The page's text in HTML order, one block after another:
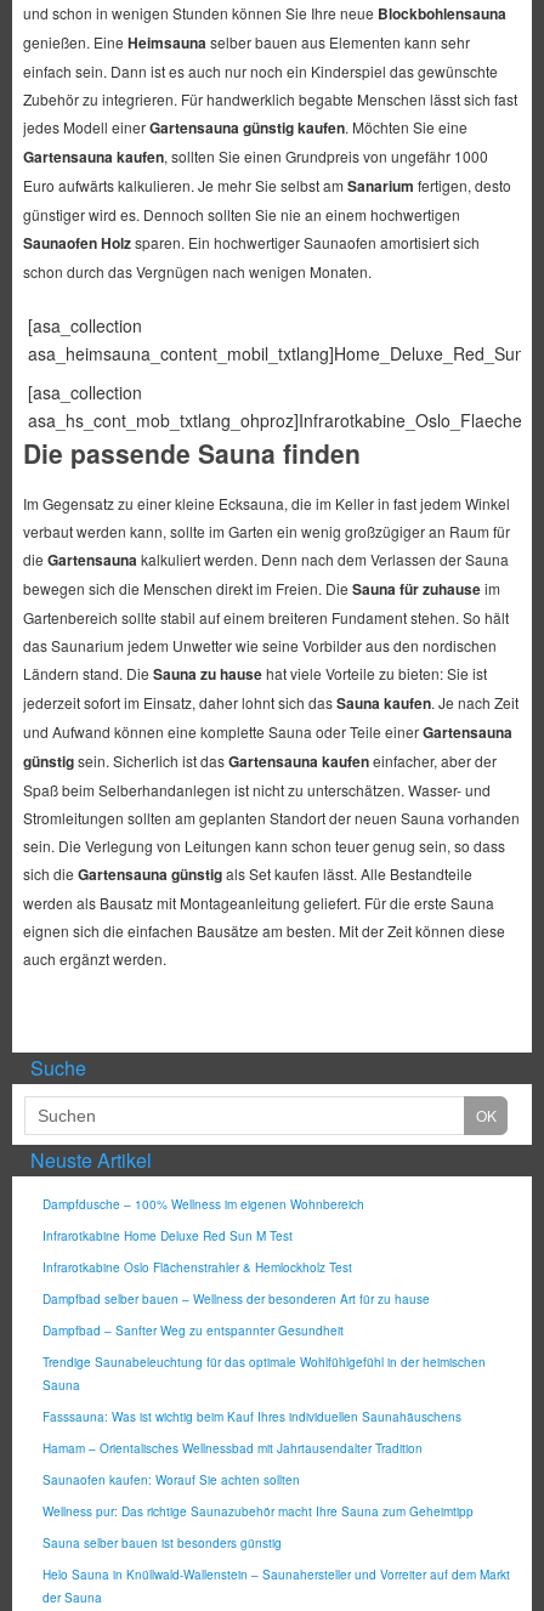
und schon in wenigen Stunden können Sie Ihre neue Blockbohlensauna
genießen. Eine Heimsauna selber bauen aus Elementen kann sehr
einfach sein. Dann ist es auch nur noch ein Kinderspiel das gewünschte
Zubehör zu integrieren. Für handwerklich begabte Menschen lässt sich fast
jedes Modell einerGartensauna günstig kaufen. Möchten Sie eine
Gartensauna kaufen, sollten Sie einen Grundpreis von ungefähr 1000
Euro aufwärts kalkulieren. Je mehr Sie selbst am Sanarium fertigen, desto
günstiger wird es. Dennoch sollten Sie nie an einem hochwertigen
Saunaofen Holzsparen. Ein hochwertiger Saunaofen amortisiert sich
schon durch das Vergnügen nach wenigen Monaten.
[asa_collection
[asa_collection
Die passende Sauna finden
Im Gegensatz zu einer kleine Ecksauna, die im Keller in fast jedem Winkel
verbaut werden kann, sollte im Garten ein wenig großzügiger an Raum für
die Gartensauna kalkuliert werden. Denn nach dem Verlassen der Sauna
bewegen sich die Menschen direkt im Freien. Die Sauna für zuhauseim
Gartenbereich sollte stabil auf einem breiteren Fundament stehen. So hält
das Saunarium jedem Unwetter wie seine Vorbilder aus den nordischen
Ländern stand. Die Sauna zu hausehat viele Vorteile zu bieten: Sie ist
jederzeit sofort im Einsatz, daher lohnt sich dasSauna kaufen. Je nach Zeit
und Aufwand können eine komplette Sauna oder Teile einerGartensauna
günstigsein. Sicherlich ist dasGartensauna kaufeneinfacher, aber der
Spaß beim Selberhandanlegen ist nicht zu unterschätzen. Wasser- und
Stromleitungen sollten am geplanten Standort der neuen Sauna vorhanden
sein. Die Verlegung von Leitungen kann schon teuer genug sein, so dass
sich die Gartensauna günstigals Set kaufen lässt. Alle Bestandteile
werden als Bausatz mit Montageanleitung geliefert. Für die erste Sauna
eignen sich die einfachen Bausätze am besten. Mit der Zeit können diese
auch ergänzt werden.
Suche
Neuste Artikel
Dampfdusche – 100% Wellness im eigenen Wohnbereich
Infrarotkabine Home Deluxe Red Sun M Test
Infrarotkabine Oslo Flächenstrahler & Hemlockholz Test
Dampfbad selber bauen – Wellness der besonderen Art für zu hause
Dampfbad – Sanfter Weg zu entspannter Gesundheit
Trendige Saunabeleuchtung für das optimale Wohlfühlgefühl in der heimischen
Sauna
Fasssauna: Was ist wichtig beim Kauf Ihres individuellen Saunahäuschens
Hamam – Orientalisches Wellnessbad mit Jahrtausendalter Tradition
Saunaofen kaufen: Worauf Sie achten sollten
Wellness pur: Das richtige Saunazubehör macht Ihre Sauna zum Geheimtipp
Sauna selber bauen ist besonders günstig
Helo Sauna in Knüllwald-Wallenstein – Saunahersteller und Vorreiter auf dem Markt
der Sauna